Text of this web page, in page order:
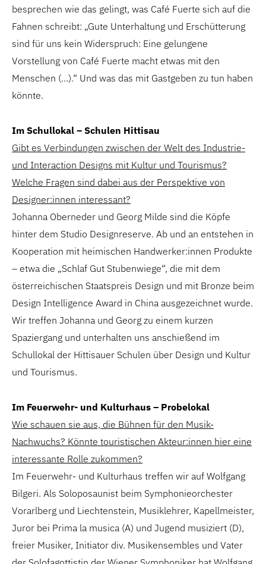
besprechen wie das gelingt, was Café Fuerte sich auf die
Fahnen schreibt: „Gute Unterhaltung und Erschütterung
sind für uns kein Widerspruch: Eine gelungene
Vorstellung von Café Fuerte macht etwas mit den
Menschen (…).“ Und was das mit Gastgeben zu tun haben
könnte.
Im Schullokal – Schulen Hittisau
Gibt es Verbindungen zwischen der Welt des Industrie-
und Interaction Designs mit Kultur und Tourismus?
Welche Fragen sind dabei aus der Perspektive von
Designer:innen interessant?
Johanna Oberneder und Georg Milde sind die Köpfe
hinter dem Studio Designreserve. Ab und an entstehen in
Kooperation mit heimischen Handwerker:innen Produkte
– etwa die „Schlaf Gut Stubenwiege“, die mit dem
österreichischen Staatspreis Design und mit Bronze beim
Design Intelligence Award in China ausgezeichnet wurde.
Wir treffen Johanna und Georg zu einem kurzen
Spaziergang und unterhalten uns anschießend im
Schullokal der Hittisauer Schulen über Design und Kultur
und Tourismus.
Im Feuerwehr- und Kulturhaus – Probelokal
Wie schauen sie aus, die Bühnen für den Musik-
Nachwuchs? Könnte touristischen Akteur:innen hier eine
interessante Rolle zukommen?
Im Feuerwehr- und Kulturhaus treffen wir auf Wolfgang
Bilgeri. Als Soloposaunist beim Symphonieorchester
Vorarlberg und Liechtenstein, Musiklehrer, Kapellmeister,
Juror bei Prima la musica (A) und Jugend musiziert (D),
freier Musiker, Initiator div. Musikensembles und Vater